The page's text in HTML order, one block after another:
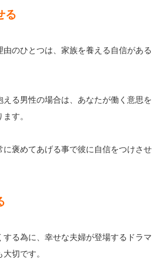
る
のひとつは、 家族を養える自信がある
る男性の場合は、 あなたが働く意思を
す。
に褒めてあげる事で彼に自信をつけさせ
る為に、 幸せな夫婦が登場するドラマ
切です。